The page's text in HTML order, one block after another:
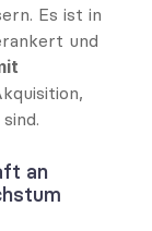
Es ist in
und
an